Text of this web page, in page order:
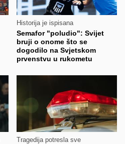
Historija je ispisana
Semafor "poludio": Svijet
bruji o onome što se
dogodilo na Svjetskom
prvenstvu u rukometu
Tragedija potresla sve